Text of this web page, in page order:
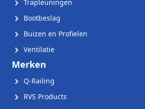
Trapleuningen
Bootbeslag
Buizen en Profielen
Ventilatie
Merken
Q-Railing
RVS Products